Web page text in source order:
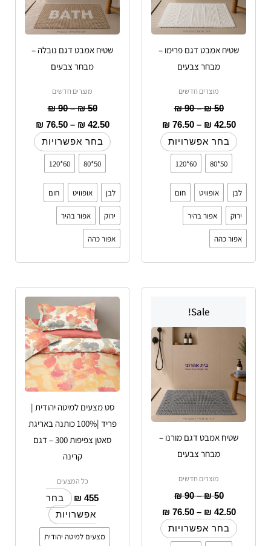
שטיח אמבט דגם פרימו –
מבחר צבעים
מוצרים חדשים
₪50
–
₪90
₪ 42.50
–
₪ 76.50
בחר אפשרויות
לבחור
את
בעמוד
50*80
60*120
לבן אופוויט חום
ירוק אפור בהיר
אפור כהה
שטיח אמבט דגם נובלה –
מבחר צבעים
מוצרים חדשים
₪50
–
₪90
₪ 42.50
–
₪ 76.50
בחר אפשרויות
לבחור
את
בעמוד
50*80
60*120
לבן אופוויט חום
ירוק אפור בהיר
אפור כהה
Sale!
שטיח אמבט דגם מורנו –
מבחר צבעים
מוצרים חדשים
₪50
–
₪90
עד
₪ 42.50
–
₪ 76.50
עד
בחר אפשרויות
יש
מספר
סוגים.
לבחור
את
האפשרויות
בעמוד
סט מצעים למיטה יהודית |
פריד |100% כותנה באריגת
סאטן צפיפות 300 – דגם
קרינה
כל המצעים
₪ 455
בחר
אפשרויות
למוצר
זה
יש
מספר
סוגים.
ניתן
לבחור
את
האפשרויות
בעמוד
מצעים למיטה יהודית